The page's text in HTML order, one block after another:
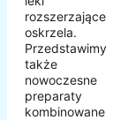
rozszerzające
oskrzela.
Przedstawimy
także
nowoczesne
preparaty
kombinowane